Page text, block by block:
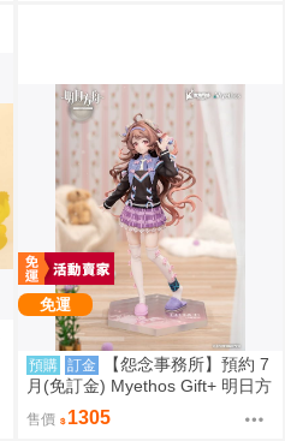
免運
預購 訂金
【怨念事務所】預約 7
月(免訂金) Myethos Gift+ 明日方
舟 純燼艾雅法拉 後來的故事Ver
1/8 1011
售價 1305